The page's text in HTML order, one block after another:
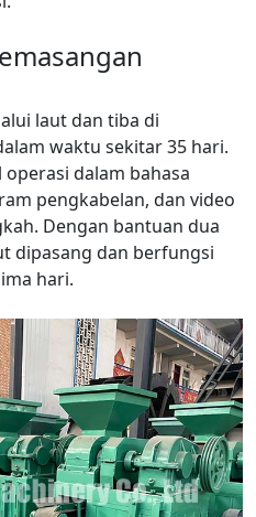
laut dan tiba di
waktu sekitar 35 hari.
dalam bahasa
pengkabelan, dan video
Dengan bantuan dua
dipasang dan berfungsi
hari.